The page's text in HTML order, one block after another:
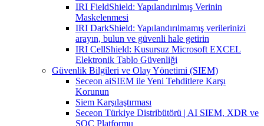
IRI FieldShield: Yapılandırılmış Verinin
Maskelenmesi
IRI DarkShield: Yapılandırılmamış verilerinizi
arayın, bulun ve güvenli hale getirin
IRI CellShield: Kusursuz Microsoft EXCEL
Elektronik Tablo Güvenliği
Güvenlik Bilgileri ve Olay Yönetimi (SIEM)
Seceon aiSIEM ile Yeni Tehditlere Karşı
Korunun
Siem Karşılaştırması
Seceon Türkiye Distribütörü | AI SIEM, XDR ve
SOC Platformu